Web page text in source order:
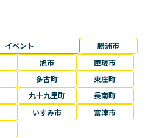
イベント
勝浦市
旭市
匝瑳市
多古町
東庄町
九十九里町
長南町
いすみ市
富津市